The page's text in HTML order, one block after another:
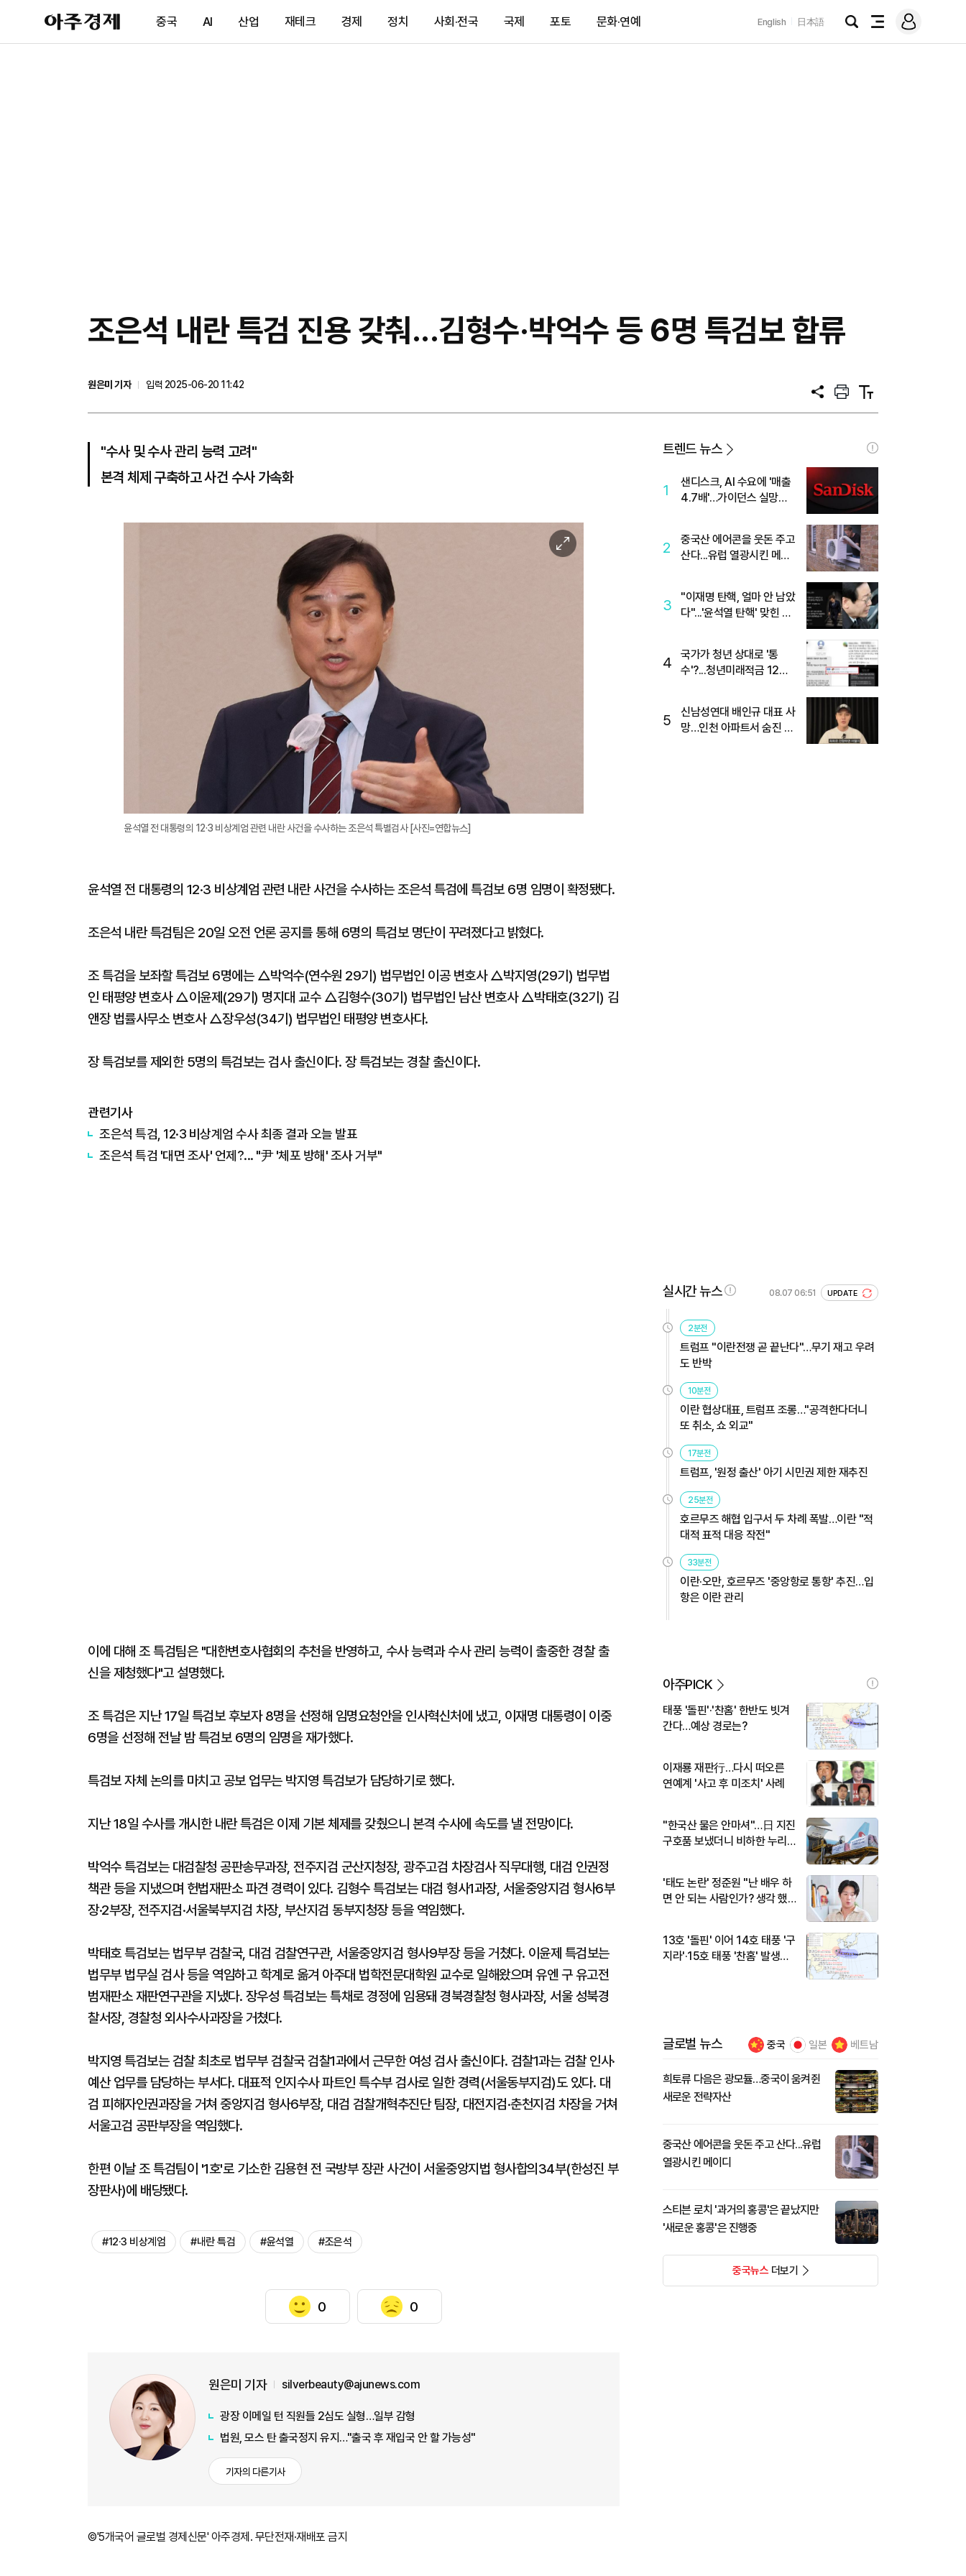
아
주
제
중국 AI 산업 재테크 경제 정치 사회·전국 국제 포토 문화·연예 English 日本語
검
전
메
그
조은석 내란 특검 진용 갖춰...김형수·박억수 등 6명 특검보 합류
원은미 기자
입력 2025-06-20 11:42
공
프
트
텍
트
"수사 및 수사 관리 능력 고려"
본격 체제 구축하고 사건 수사 가속화
이
미
윤석열 전 대통령의 12·3 비상계엄 관련 내란 사건을 수사하는 조은석 특별검사 [사진=연합뉴스]
윤석열 전 대통령의 12·3 비상계엄 관련 내란 사건을 수사하는 조은석 특검에 특검보 6명 임명이 확정됐다.
조은석 내란 특검팀은 20일 오전 언론 공지를 통해 6명의 특검보 명단이 꾸려졌다고 밝혔다.
조 특검을 보좌할 특검보 6명에는 △박억수(연수원 29기) 법무법인 이공 변호사 △박지영(29기) 법무법
인 태평양 변호사 △이윤제(29기) 명지대 교수 △김형수(30기) 법무법인 남산 변호사 △박태호(32기) 김
앤장 법률사무소 변호사 △장우성(34기) 법무법인 태평양 변호사다.
장 특검보를 제외한 5명의 특검보는 검사 출신이다. 장 특검보는 경찰 출신이다.
관련기사
조은석 특검, 12·3 비상계엄 수사 최종 결과 오늘 발표
조은석 특검 '대면 조사' 언제?... "尹 '체포 방해' 조사 거부"
이에 대해 조 특검팀은 "대한변호사협회의 추천을 반영하고, 수사 능력과 수사 관리 능력이 출중한 경찰 출
신을 제청했다"고 설명했다.
조 특검은 지난 17일 특검보 후보자 8명을 선정해 임명요청안을 인사혁신처에 냈고, 이재명 대통령이 이중
6명을 선정해 전날 밤 특검보 6명의 임명을 재가했다.
특검보 자체 논의를 마치고 공보 업무는 박지영 특검보가 담당하기로 했다.
지난 18일 수사를 개시한 내란 특검은 이제 기본 체제를 갖췄으니 본격 수사에 속도를 낼 전망이다.
박억수 특검보는 대검찰청 공판송무과장, 전주지검 군산지청장, 광주고검 차장검사 직무대행, 대검 인권정
책관 등을 지냈으며 헌법재판소 파견 경력이 있다. 김형수 특검보는 대검 형사1과장, 서울중앙지검 형사6부
장·2부장, 전주지검·서울북부지검 차장, 부산지검 동부지청장 등을 역임했다.
박태호 특검보는 법무부 검찰국, 대검 검찰연구관, 서울중앙지검 형사9부장 등을 거쳤다. 이윤제 특검보는
법무부 법무실 검사 등을 역임하고 학계로 옮겨 아주대 법학전문대학원 교수로 일해왔으며 유엔 구 유고전
범재판소 재판연구관을 지냈다. 장우성 특검보는 특채로 경정에 임용돼 경북경찰청 형사과장, 서울 성북경
찰서장, 경찰청 외사수사과장을 거쳤다.
박지영 특검보는 검찰 최초로 법무부 검찰국 검찰1과에서 근무한 여성 검사 출신이다. 검찰1과는 검찰 인사·
예산 업무를 담당하는 부서다. 대표적 인지수사 파트인 특수부 검사로 일한 경력(서울동부지검)도 있다. 대
검 피해자인권과장을 거쳐 중앙지검 형사6부장, 대검 검찰개혁추진단 팀장, 대전지검·춘천지검 차장을 거쳐
서울고검 공판부장을 역임했다.
한편 이날 조 특검팀이 '1호'로 기소한 김용현 전 국방부 장관 사건이 서울중앙지법 형사합의34부(한성진 부
장판사)에 배당됐다.
#12·3 비상계엄 #내란 특검 #윤석열 #조은석
0 0
원은미 기자 silverbeauty@ajunews.com
광장 이메일 턴 직원들 2심도 실형…일부 감형
법원, 모스 탄 출국정지 유지…"출국 후 재입국 안 할 가능성"
기자의 다른기사
©'5개국어 글로벌 경제신문' 아주경제. 무단전재·재배포 금지
트렌드 뉴스
1
샌디스크, AI 수요에 '매출
4.7배'…가이던스 실망에
2
중국산 에어콘을 웃돈 주고
산다...유럽 열광시킨 메이
3
"이재명 탄핵, 얼마 안 남았
다"...'윤석열 탄핵' 맞힌 무
4
국가가 청년 상대로 '통
수'?...청년미래적금 12%
5
신남성연대 배인규 대표 사
망…인천 아파트서 숨진 채
실시간 뉴스 08.07 06:51 UPDATE
2분전
트럼프 "이란전쟁 곧 끝난다"…무기 재고 우려
도 반박
10분전
이란 협상대표, 트럼프 조롱…"공격한다더니
또 취소, 쇼 외교"
17분전
트럼프, '원정 출산' 아기 시민권 제한 재추진
25분전
호르무즈 해협 입구서 두 차례 폭발…이란 "적
대적 표적 대응 작전"
33분전
이란·오만, 호르무즈 '중앙항로 통항' 추진…입
항은 이란 관리
아주PICK
태풍 '돌핀'·'찬홈' 한반도 빗겨
간다…예상 경로는?
이재룡 재판行…다시 떠오른
연예계 '사고 후 미조치' 사례
"한국산 물은 안마셔"…日 지진
구호품 보냈더니 비하한 누리
'태도 논란' 정준원 "난 배우 하
면 안 되는 사람인가? 생각 했
13호 '돌핀' 이어 14호 태풍 '구
지라'·15호 태풍 '찬홈' 발생…
글로벌 뉴스 중국 일본 베트남
희토류 다음은 광모듈…중국이 움켜쥔
새로운 전략자산
중국산 에어콘을 웃돈 주고 산다...유럽
열광시킨 메이디
스티븐 로치 '과거의 홍콩'은 끝났지만
'새로운 홍콩'은 진행중
중국뉴스더보기